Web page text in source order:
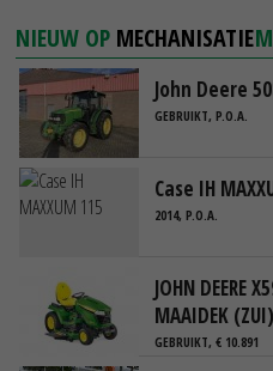
NIEUW OP MECHANISATIE
John Deere
GEBRUIKT, P.O.A.
Case IH
2014, P.O.A.
JOHN DEERE
MAAIDEK
GEBRUIKT, € 10.891